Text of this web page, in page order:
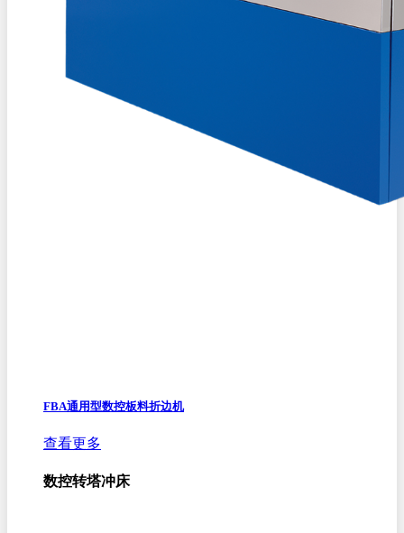
FBA通用型数控板料折边机
查看更多
数控转塔冲床